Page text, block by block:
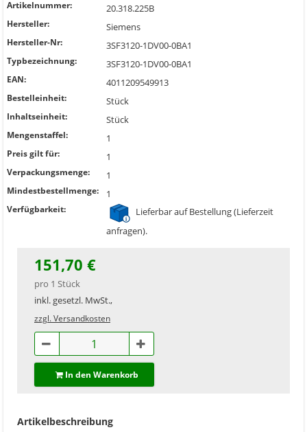
Artikelnummer: 20.318.225B
Hersteller: Siemens
Hersteller-Nr: 3SF3120-1DV00-0BA1
Typbezeichnung: 3SF3120-1DV00-0BA1
EAN: 4011209549913
Bestelleinheit: Stück
Inhaltseinheit: Stück
Mengenstaffel: 1
Preis gilt für: 1
Verpackungsmenge: 1
Mindestbestellmenge: 1
Verfügbarkeit:
Lieferbar auf Bestellung (Lieferzeit
anfragen).
151,70 €
pro 1 Stück
inkl. gesetzl. MwSt.,
zzgl. Versandkosten
In den Warenkorb
Artikelbeschreibung